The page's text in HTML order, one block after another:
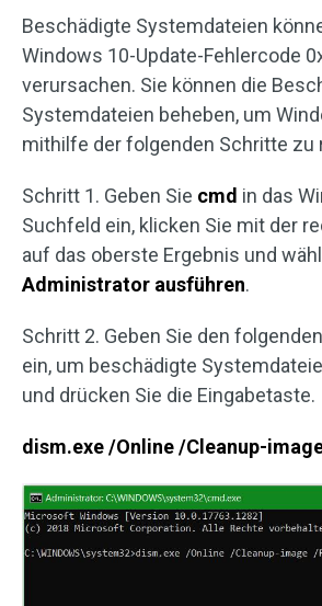
Beschädigte Systemdateien
Windows 10-Update-Fehlercode
verursachen. Sie können die
Systemdateien beheben, um
mithilfe der folgenden Schritte zu
Schritt 1. Geben Sie cmd in das
Suchfeld ein, klicken Sie mit der
auf das oberste Ergebnis und
Administrator ausführen.
Schritt 2. Geben Sie den
ein, um beschädigte
und drücken Sie die Eingabetaste.
dism.exe /Online /Cleanup-